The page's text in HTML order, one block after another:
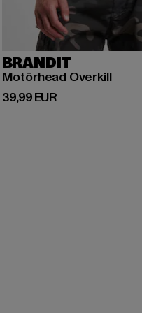
BRANDIT
Motörhead Overkill
39,99 EUR
Derzeitiger Preis: 39,99 EUR